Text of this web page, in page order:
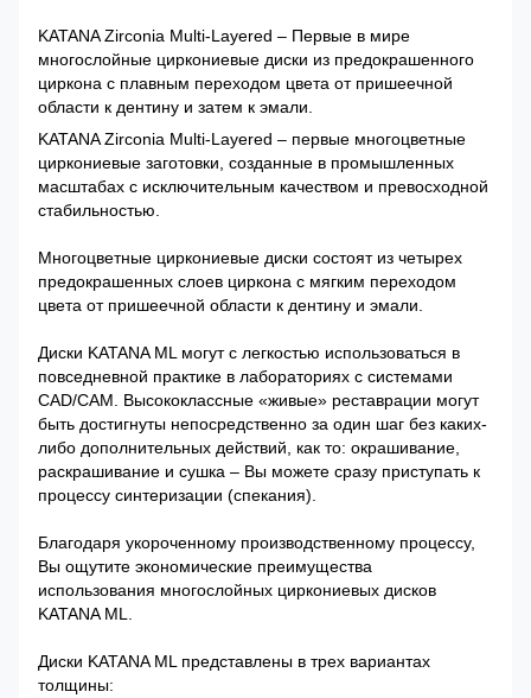
KATANA Zirconia Multi-Layered – Первые в мире
многослойные циркониевые диски из предокрашенного
циркона с плавным переходом цвета от пришеечной
области к дентину и затем к эмали.
KATANA Zirconia Multi-Layered – первые многоцветные
циркониевые заготовки, созданные в промышленных
масштабах с исключительным качеством и превосходной
стабильностью.
Многоцветные циркониевые диски состоят из четырех
предокрашенных слоев циркона с мягким переходом
цвета от пришеечной области к дентину и эмали.
Диски KATANA ML могут с легкостью использоваться в
повседневной практике в лабораториях с системами
CAD/CAM. Высококлассные «живые» реставрации могут
быть достигнуты непосредственно за один шаг без каких-
либо дополнительных действий, как то: окрашивание,
раскрашивание и сушка – Вы можете сразу приступать к
процессу синтеризации (спекания).
Благодаря укороченному производственному процессу,
Вы ощутите экономические преимущества
использования многослойных циркониевых дисков
KATANA ML.
Диски KATANA ML представлены в трех вариантах
толщины: